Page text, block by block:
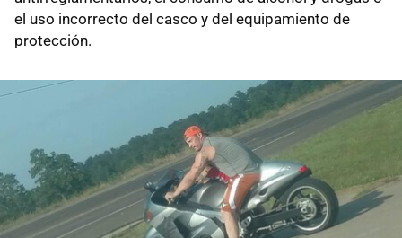
el uso incorrecto del casco y del equipamiento de
protección.